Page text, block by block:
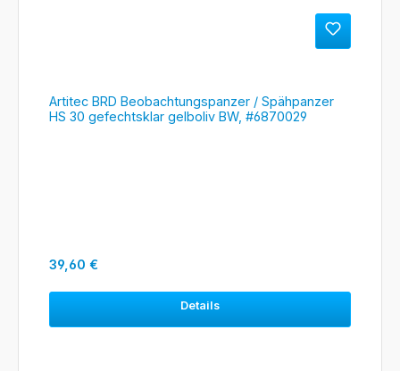
Artitec BRD Beobachtungspanzer / Spähpanzer
HS 30 gefechtsklar gelboliv BW, #6870029
Regulärer Preis:
39,60 €
Details